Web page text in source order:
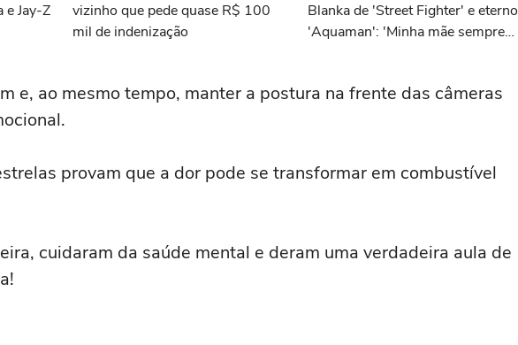
Jay-Z
vizinho que pede quase R$ 100
mil de indenização
Blanka de 'Street Fighter' e eterno
'Aquaman': 'Minha mãe sempre
melhores'
e, ao mesmo tempo, manter a postura na frente das câmeras
provam que a dor pode se transformar em combustível
cuidaram da saúde mental e deram uma verdadeira aula de